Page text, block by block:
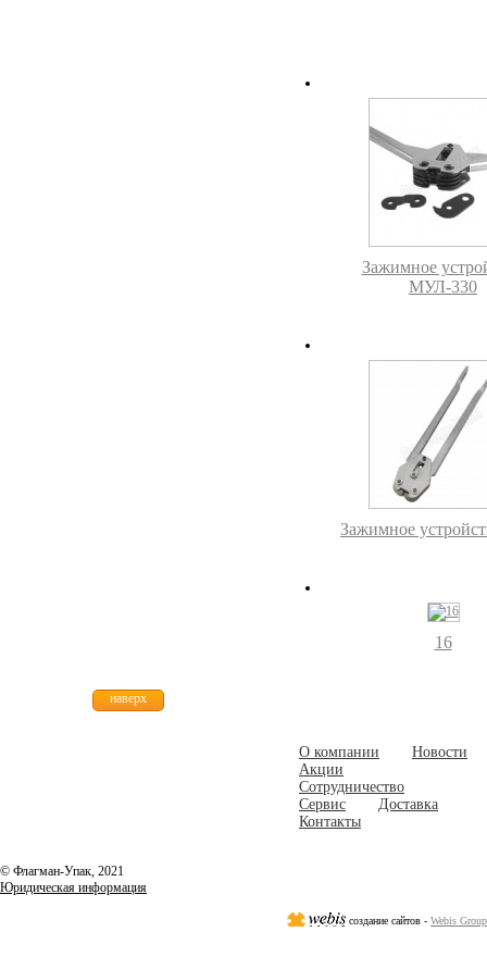
Зажимное
МУЛ-330
Зажимное
16
О компании
Новости
Акции
Сотрудничество
Сервис
Доставка
Контакты
© Флагман-Упак, 2021
Юридическая информация
создание сайтов - Webis Group
наверх